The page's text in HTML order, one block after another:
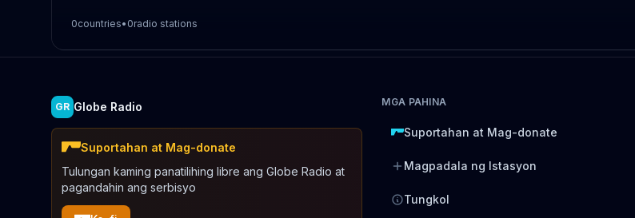
0countries• 0radio stations
GR Globe Radio
Suportahan at Mag-donate
Tulungan kaming panatilihing libre ang Globe Radio at
pagandahin ang serbisyo
MGA PAHINA
Suportahan at Mag-donate
Magpadala ng Istasyon
Tungkol